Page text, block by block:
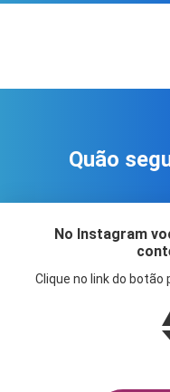
Quão
No Instagram
Clique no link do